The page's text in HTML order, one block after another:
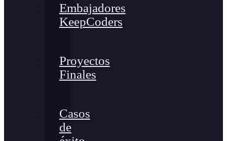
Embajadores
KeepCoders
Proyectos
Finales
Casos
de